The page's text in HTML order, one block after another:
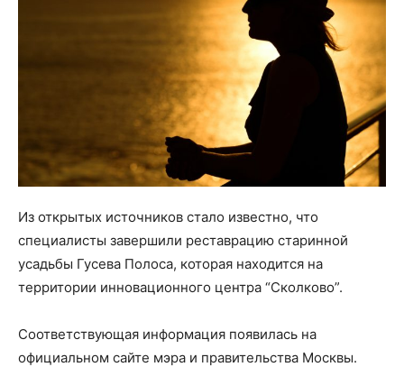
Из открытых источников стало известно, что
специалисты завершили реставрацию старинной
усадьбы Гусева Полоса, которая находится на
территории инновационного центра “Сколково”.
Соответствующая информация появилась на
официальном сайте мэра и правительства Москвы.